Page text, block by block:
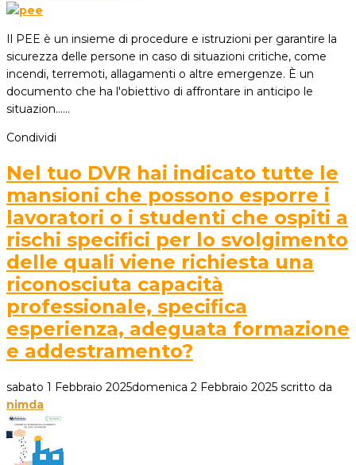
Il PEE è un insieme di procedure e istruzioni per garantire la
sicurezza delle persone in caso di situazioni critiche, come
incendi, terremoti, allagamenti o altre emergenze. È un
documento che ha l'obiettivo di affrontare in anticipo le
situazion...…
Condividi
Nel tuo DVR hai indicato tutte le
mansioni che possono esporre i
lavoratori o i studenti che ospiti a
rischi specifici per lo svolgimento
delle quali viene richiesta una
riconosciuta capacità
professionale, specifica
esperienza, adeguata formazione
e addestramento?
sabato 1 Febbraio 2025domenica 2 Febbraio 2025 scritto da
nimda